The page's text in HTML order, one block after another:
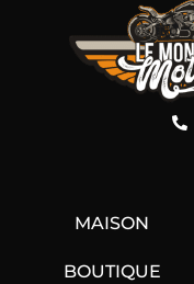
MAISON
BOUTIQUE